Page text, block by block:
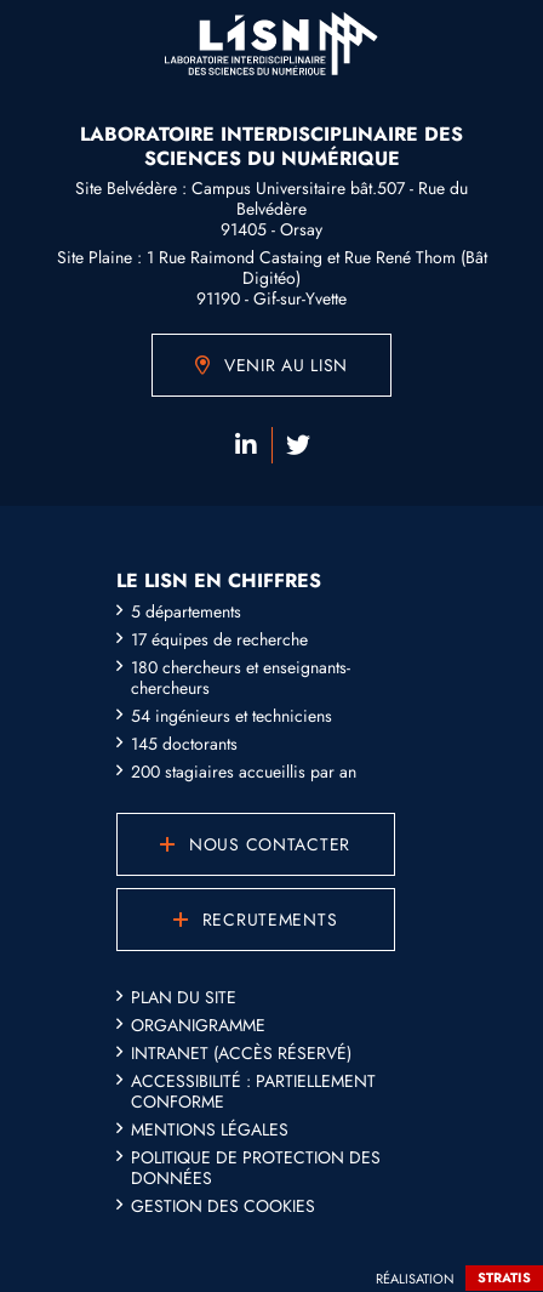
LABORATOIRE INTERDISCIPLINAIRE DES
SCIENCES DU NUMÉRIQUE
Site Belvédère : Campus Universitaire bât.507 - Rue du
Belvédère
91405 - Orsay
Site Plaine : 1 Rue Raimond Castaing et Rue René Thom (Bât
Digitéo)
91190 - Gif-sur-Yvette
VENIR AU LISN
LE LISN EN CHIFFRES
5 départements
17 équipes de recherche
180 chercheurs et enseignants-
chercheurs
54 ingénieurs et techniciens
145 doctorants
200 stagiaires accueillis par an
NOUS CONTACTER
RECRUTEMENTS
PLAN DU SITE
ORGANIGRAMME
INTRANET (ACCÈS RÉSERVÉ)
ACCESSIBILITÉ : PARTIELLEMENT
CONFORME
MENTIONS LÉGALES
POLITIQUE DE PROTECTION DES
DONNÉES
GESTION DES COOKIES
RÉALISATION STRATIS